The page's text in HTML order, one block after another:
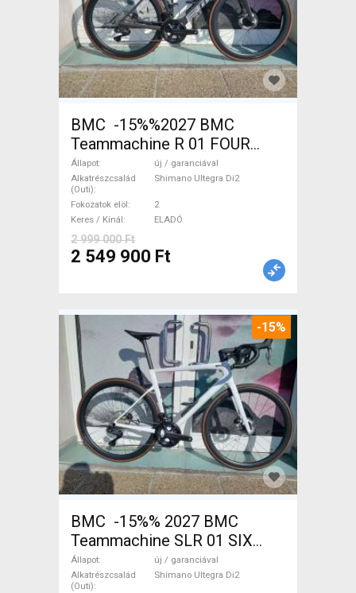
BMC -15%%2027 BMC
Teammachine R 01 FOUR
(56,58) Országúti Shimano
Ultegra Di2 tárcsafék új /
garanciával ELADÓ
Állapot
új / garanciával
Alkatrészcsalád
(Outi)
Shimano Ultegra Di2
Fokozatok elöl
2
Keres / Kínál
ELADÓ
2 999 000 Ft
2 549 900 Ft
-15%
BMC -15%% 2027 BMC
Teammachine SLR 01 SIX
Ultegra Di2 Országúti
Shimano Ultegra Di2 tárcsafék
Állapot
új / garanciával
Alkatrészcsalád
(Outi)
Shimano Ultegra Di2